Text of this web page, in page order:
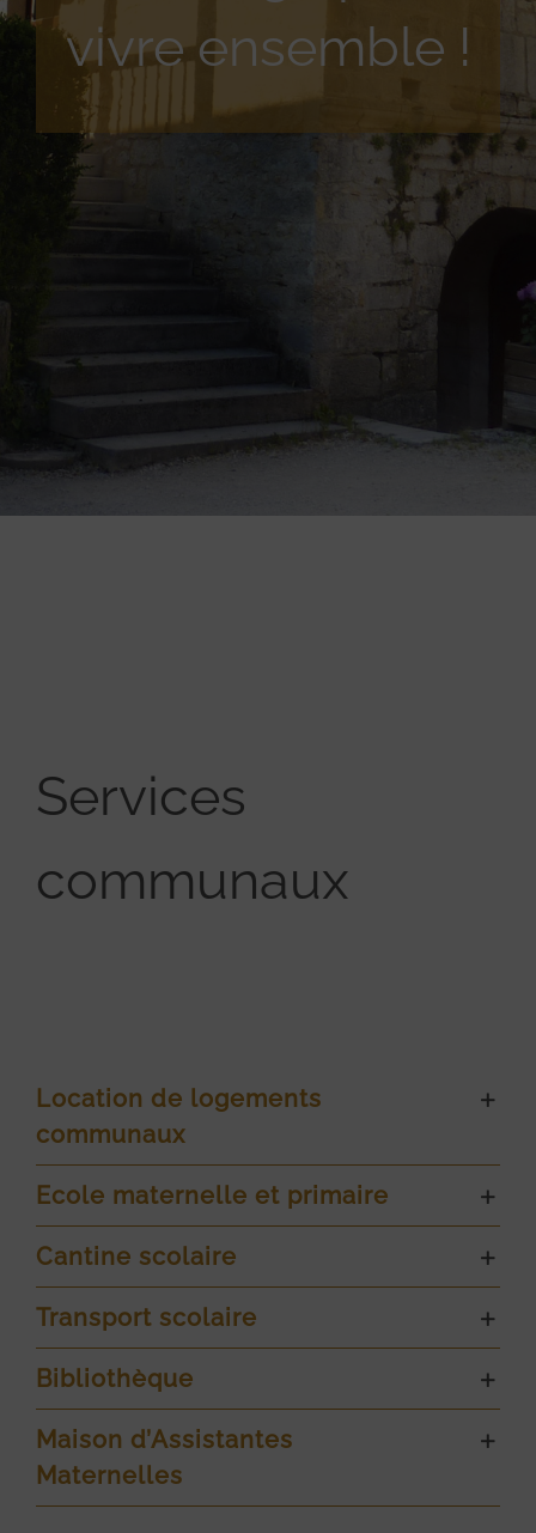
vivre ensemble !
Services
communaux
Location de logements
communaux
Ecole maternelle et primaire
Cantine scolaire
Transport scolaire
Bibliothèque
Maison d’Assistantes
Maternelles